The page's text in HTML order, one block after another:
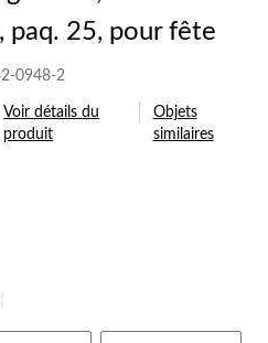
paq. 25, pour fête
0948-2
Voir détails du
produit
Objets
similaires